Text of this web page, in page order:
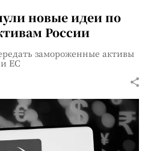
новые идеи по
России
замороженные активы
ЕС